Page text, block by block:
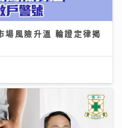
場風險升溫 輪證定律揭